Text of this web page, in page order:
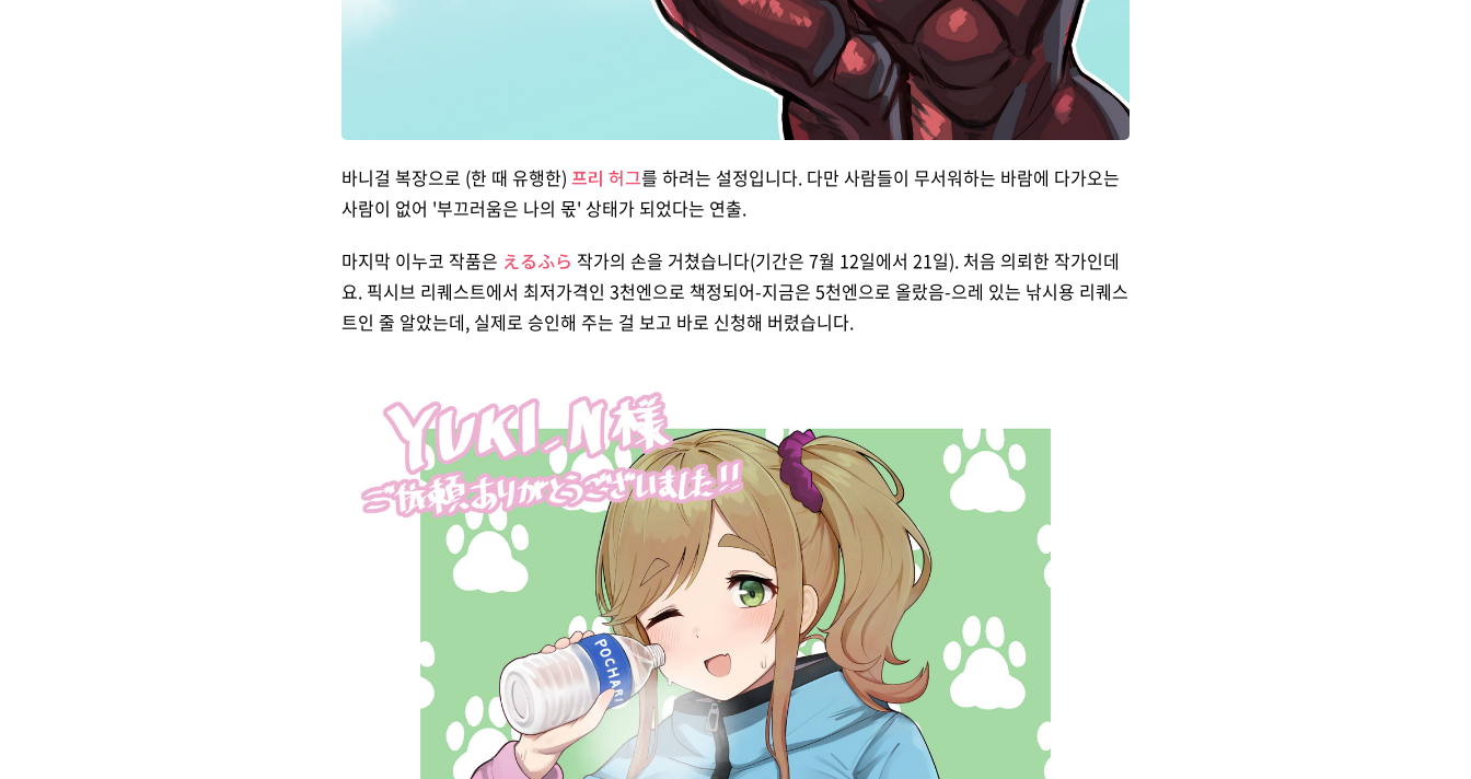
바니걸 복장으로 (한 때 유행한) 프리 허그를 하려는 설정입니다. 다만 사람들이 무서워하는 바람에 다가오는
사람이 없어 '부끄러움은 나의 몫' 상태가 되었다는 연출.
마지막 이누코 작품은 えるふら 작가의 손을 거쳤습니다(기간은 7월 12일에서 21일). 처음 의뢰한 작가인데
요. 픽시브 리퀘스트에서 최저가격인 3천엔으로 책정되어-지금은 5천엔으로 올랐음-으레 있는 낚시용 리퀘스
트인 줄 알았는데, 실제로 승인해 주는 걸 보고 바로 신청해 버렸습니다.